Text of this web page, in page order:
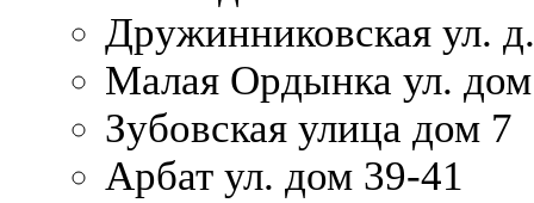
Дружинниковская ул.
Малая Ордынка ул.
Зубовская улица дом 7
Арбат ул. дом 39-41